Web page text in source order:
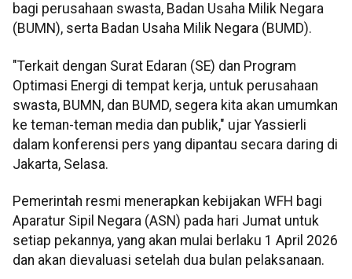
bagi perusahaan swasta, Badan Usaha Milik Negara
(BUMN), serta Badan Usaha Milik Negara (BUMD).
"Terkait dengan Surat Edaran (SE) dan Program
Optimasi Energi di tempat kerja, untuk perusahaan
swasta, BUMN, dan BUMD, segera kita akan umumkan
ke teman-teman media dan publik," ujar Yassierli
dalam konferensi pers yang dipantau secara daring di
Jakarta, Selasa.
Pemerintah resmi menerapkan kebijakan WFH bagi
Aparatur Sipil Negara (ASN) pada hari Jumat untuk
setiap pekannya, yang akan mulai berlaku 1 April 2026
dan akan dievaluasi setelah dua bulan pelaksanaan.